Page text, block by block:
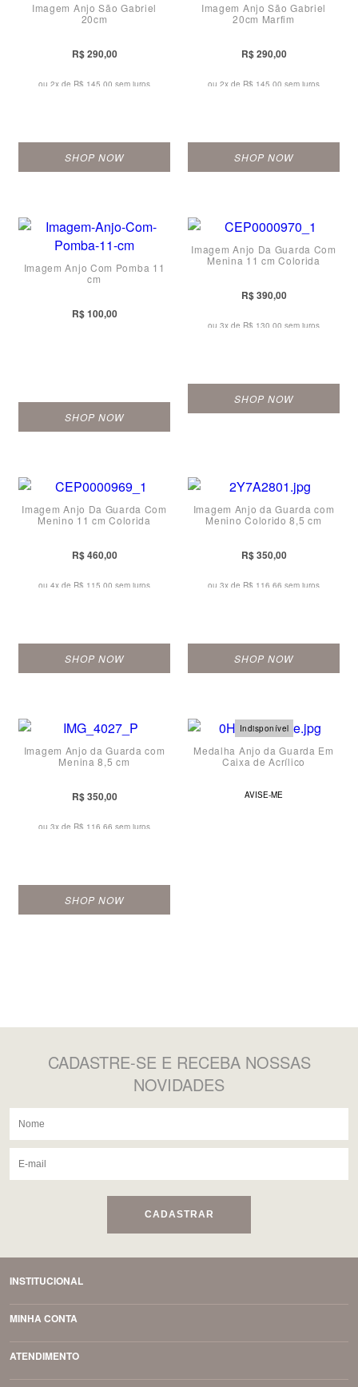
Imagem Anjo São Gabriel
20cm
R$ 290,00
ou 2x de R$ 145,00 sem juros
SHOP NOW
Imagem Anjo São Gabriel
20cm Marfim
R$ 290,00
ou 2x de R$ 145,00 sem juros
SHOP NOW
Imagem Anjo Com Pomba 11
cm
R$ 100,00
SHOP NOW
Imagem Anjo Da Guarda Com
Menina 11 cm Colorida
R$ 390,00
ou 3x de R$ 130,00 sem juros
SHOP NOW
Imagem Anjo Da Guarda Com
Menino 11 cm Colorida
R$ 460,00
ou 4x de R$ 115,00 sem juros
SHOP NOW
Imagem Anjo da Guarda com
Menino Colorido 8,5 cm
R$ 350,00
ou 3x de R$ 116,66 sem juros
SHOP NOW
Imagem Anjo da Guarda com
Menina 8,5 cm
R$ 350,00
ou 3x de R$ 116,66 sem juros
SHOP NOW
Medalha Anjo da Guarda Em
Caixa de Acrílico
AVISE-ME
CADASTRE-SE E RECEBA NOSSAS
NOVIDADES
CADASTRAR
INSTITUCIONAL
MINHA CONTA
ATENDIMENTO